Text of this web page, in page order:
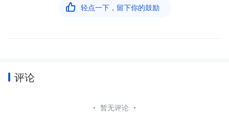
 轻点一下，留下你的鼓励
评论
暂无评论